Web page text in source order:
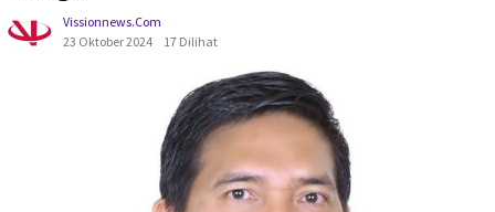
Vissionnews.com
23 Oktober 2024
17 Dilihat